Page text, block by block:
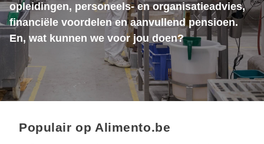
opleidingen, personeels- en organisatieadvies,
financiële voordelen en aanvullend pensioen.
En, wat kunnen we voor jou doen?
Populair op Alimento.be